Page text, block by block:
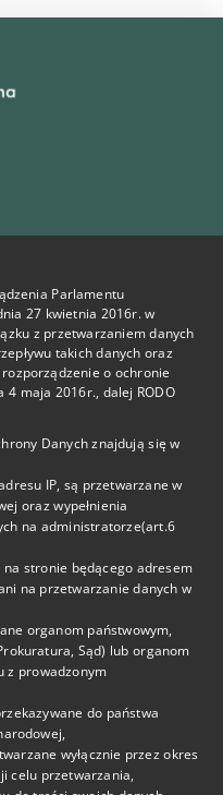
Parlamentu
27 kwietnia 2016r. w
z przetwarzaniem danych
takich danych oraz
o ochronie
4 maja 2016r., dalej RODO
Danych znajdują się w
IP, są przetwarzane w
oraz wypełnienia
na administratorze(art.6
stronie będącego adresem
na przetwarzanie danych w
organom państwowym,
Sąd) lub organom
z prowadzonym
do państwa
wyłącznie przez okres
celu przetwarzania,